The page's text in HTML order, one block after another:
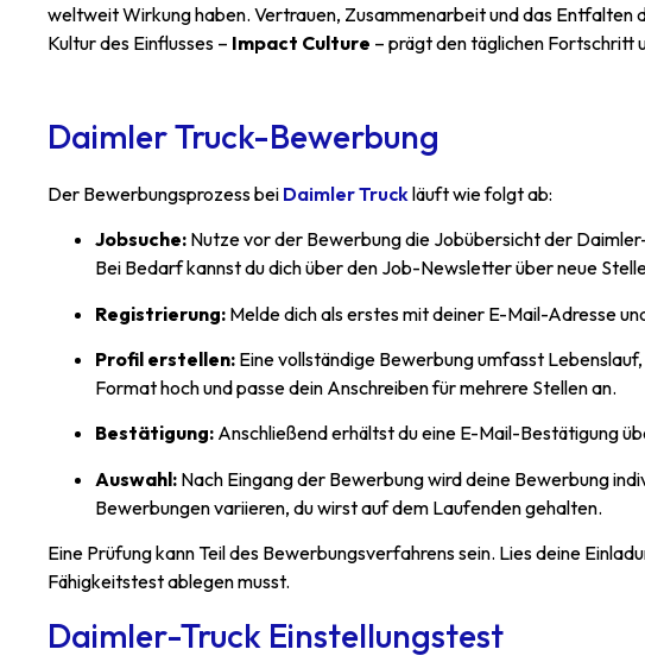
weltweit Wirkung haben. Vertrauen, Zusammenarbeit und das Entfalten
Kultur des Einflusses – Impact Culture – prägt den täglichen Fortschritt
Daimler Truck-Bewerbung
Der Bewerbungsprozess bei Daimler Truck läuft wie folgt ab:
Jobsuche: Nutze vor der Bewerbung die Jobübersicht der
Bei Bedarf kannst du dich über den Job-Newsletter über neue
Registrierung: Melde dich als erstes mit deiner E-Mail-Adresse
Profil erstellen: Eine vollständige Bewerbung umfasst
Format hoch und passe dein Anschreiben für mehrere Stellen an.
Bestätigung: Anschließend erhältst du eine E-Mail-Bestätigung
Auswahl: Nach Eingang der Bewerbung wird deine Bewerbung
Bewerbungen variieren, du wirst auf dem Laufenden gehalten.
Eine Prüfung kann Teil des Bewerbungsverfahrens sein. Lies deine
Fähigkeitstest ablegen musst.
Daimler-Truck Einstellungstest